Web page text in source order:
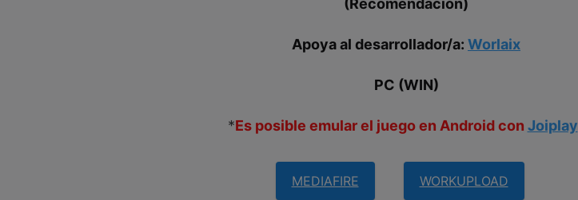
(Recomendación)
Apoya al desarrollador/a: Worlaix
PC (WIN)
*Es posible emular el juego en Android con Joiplay
MEDIAFIRE WORKUPLOAD